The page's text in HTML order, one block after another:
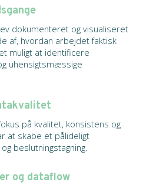
dokumenteret og visualiseret
af, hvordan arbejdet faktisk
muligt at identificere
uhensigtsmæssige
på kvalitet, konsistens og
at skabe et pålideligt
beslutningstagning.
og dataflow